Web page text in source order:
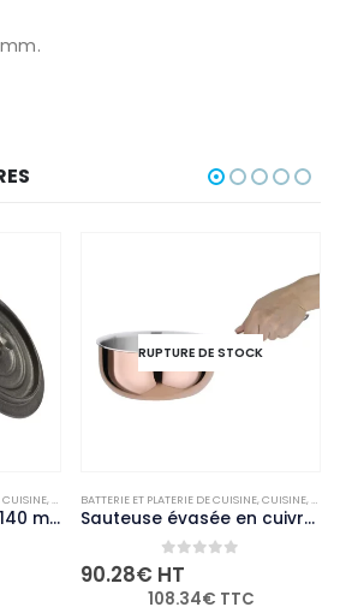
CUISINE,MARMITES ET CASSEROLES, NON-PALETTISABLE
Mini cocotte Comas 140 mm
RUPTURE DE STOCK
BATTERIE ET PLATERIE DE CUISINE,CUISINE,
Sauteuse évasée en cuivre 3 couches induction Vogue 200mm
0out of 5
90.28€ HT
108.34€ TTC